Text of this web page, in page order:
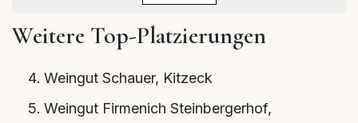
Weitere Top-Platzierungen
Weingut Schauer, Kitzeck
Weingut Firmenich Steinbergerhof,